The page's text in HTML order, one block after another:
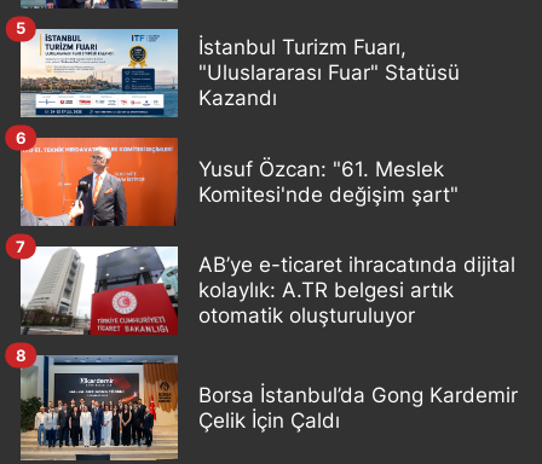
İstanbul Turizm Fuarı,
"Uluslararası Fuar" Statüsü
Kazandı
5
Yusuf Özcan: "61. Meslek
Komitesi'nde değişim şart"
6
AB’ye e-ticaret ihracatında dijital
kolaylık: A.TR belgesi artık
otomatik oluşturuluyor
7
Borsa İstanbul’da Gong Kardemir
Çelik İçin Çaldı
8